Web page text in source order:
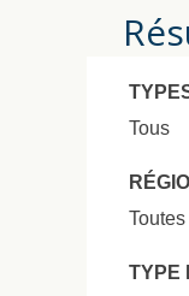
Tous
Toutes
TYPE